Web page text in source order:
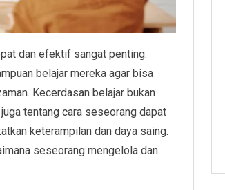
dan efektif sangat penting.
belajar mereka agar bisa
Kecerdasan belajar bukan
tentang cara seseorang dapat
keterampilan dan daya saing.
seseorang mengelola dan